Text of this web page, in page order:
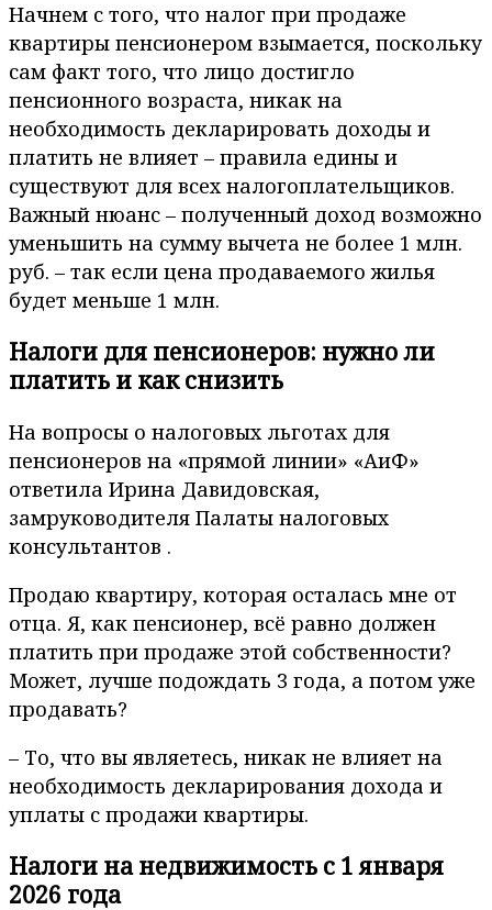
Начнем с того, что налог при продаже
квартиры пенсионером взымается, поскольку
сам факт того, что лицо достигло
пенсионного возраста, никак на
необходимость декларировать доходы и
платить не влияет – правила едины и
существуют для всех налогоплательщиков.
Важный нюанс – полученный доход возможно
уменьшить на сумму вычета не более 1 млн.
руб. – так если цена продаваемого жилья
будет меньше 1 млн.
Налоги для пенсионеров: нужно ли
платить и как снизить
На вопросы о налоговых льготах для
пенсионеров на «прямой линии» «АиФ»
ответила Ирина Давидовская,
замруководителя Палаты налоговых
консультантов .
Продаю квартиру, которая осталась мне от
отца. Я, как пенсионер, всё равно должен
платить при продаже этой собственности?
Может, лучше подождать 3 года, а потом уже
продавать?
– То, что вы являетесь, никак не влияет на
необходимость декларирования дохода и
уплаты с продажи квартиры.
Налоги на недвижимость с 1 января
2026 года